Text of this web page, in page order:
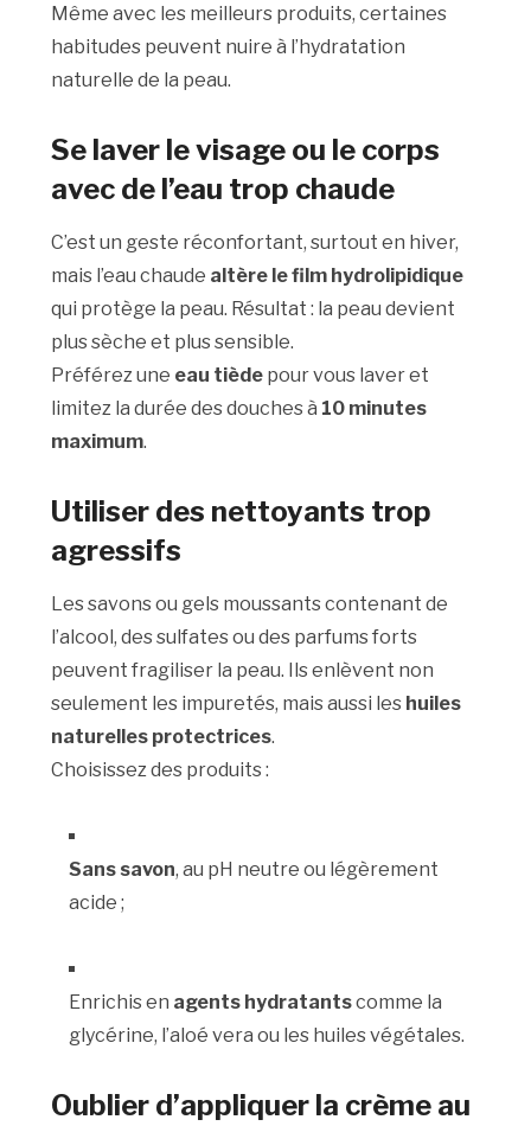
Même avec les meilleurs produits, certaines
habitudes peuvent nuire à l’hydratation
naturelle de la peau.
Se laver le visage ou le corps
avec de l’eau trop chaude
C’est un geste réconfortant, surtout en hiver,
mais l’eau chaude altère le film hydrolipidique
qui protège la peau. Résultat : la peau devient
plus sèche et plus sensible.
Préférez une eau tiède pour vous laver et
limitez la durée des douches à 10 minutes
maximum.
Utiliser des nettoyants trop
agressifs
Les savons ou gels moussants contenant de
l’alcool, des sulfates ou des parfums forts
peuvent fragiliser la peau. Ils enlèvent non
seulement les impuretés, mais aussi les huiles
naturelles protectrices.
Choisissez des produits :
Sans savon, au pH neutre ou légèrement
acide ;
Enrichis en agents hydratantscomme la
glycérine, l’aloé vera ou les huiles végétales.
Oublier d’appliquer la crème au